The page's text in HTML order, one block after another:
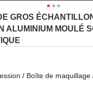
GROS
ALUMINIUM MOULÉ
/ Boîte de maquillage